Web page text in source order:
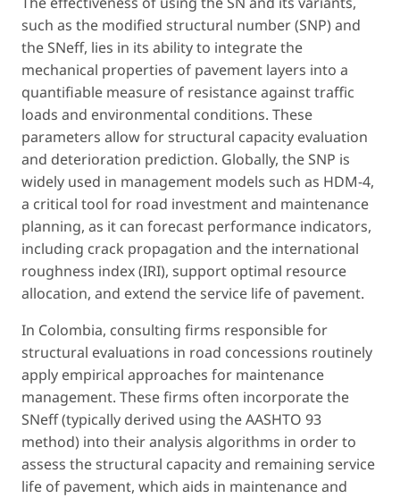
such as the modified structural number (SNP) and
the SNeff, lies in its ability to integrate the
mechanical properties of pavement layers into a
quantifiable measure of resistance against traffic
loads and environmental conditions. These
parameters allow for structural capacity evaluation
and deterioration prediction. Globally, the SNP is
widely used in management models such as HDM-4,
a critical tool for road investment and maintenance
planning, as it can forecast performance indicators,
including crack propagation and the international
roughness index (IRI), support optimal resource
allocation, and extend the service life of pavement.
In Colombia, consulting firms responsible for
structural evaluations in road concessions routinely
apply empirical approaches for maintenance
management. These firms often incorporate the
SNeff (typically derived using the AASHTO 93
method) into their analysis algorithms in order to
assess the structural capacity and remaining service
life of pavement, which aids in maintenance and